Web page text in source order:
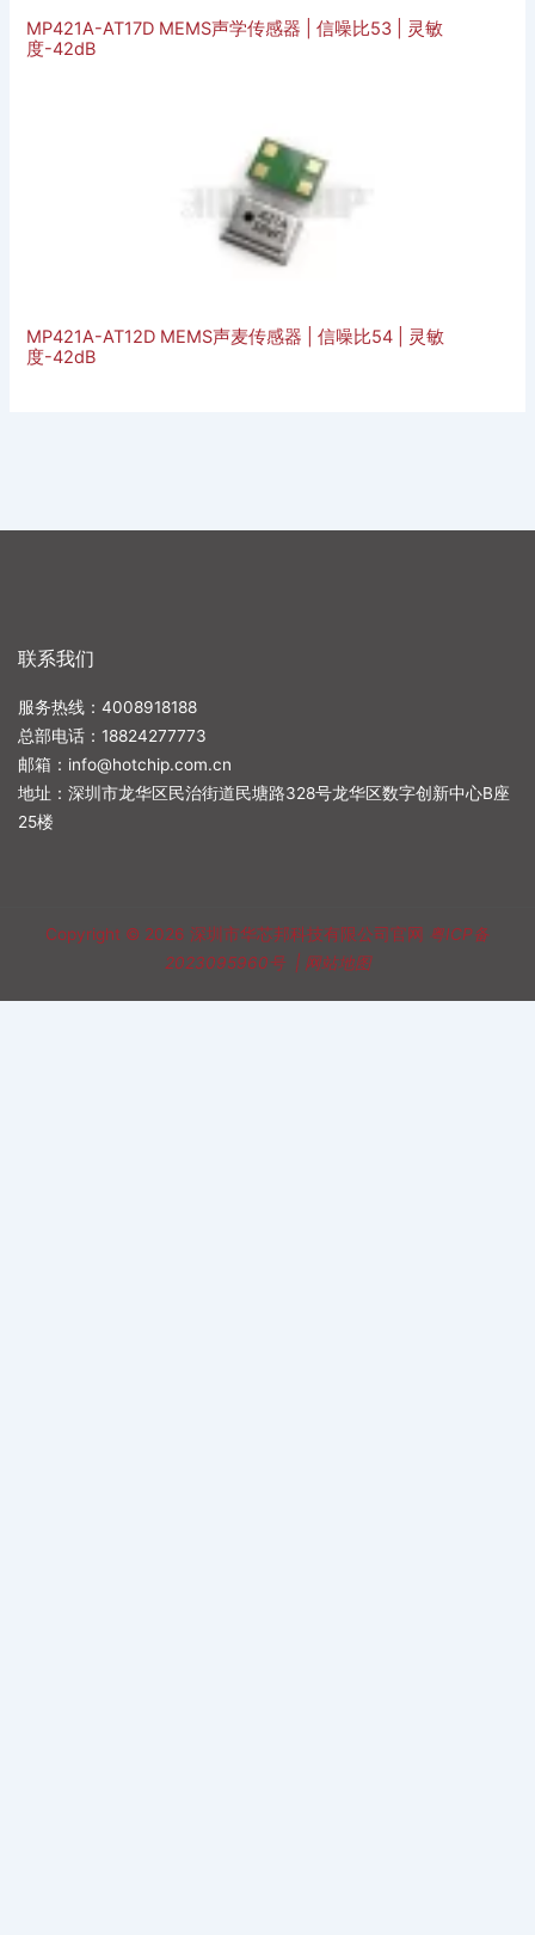
MP421A-AT17D MEMS声学传感器 | 信噪比53 | 灵敏
度-42dB
MP421A-AT12D MEMS声麦传感器 | 信噪比54 | 灵敏
度-42dB
联系我们
服务热线：4008918188
总部电话： 18824277773
邮箱： info@hotchip.com.cn
地址：深圳市龙华区民治街道民塘路328号龙华区数字创新中心B座
25楼
Copyright © 2026 深圳市华芯邦科技有限公司官网 粤ICP备
2023095960号| 网站地图